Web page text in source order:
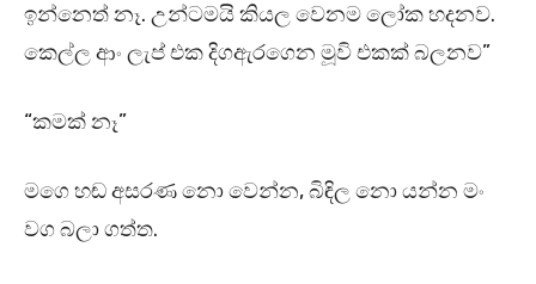
ඉන්නෙත් නෑ. උන්ටමයි කියල වෙනම ලෝක හදනව.
කෙල්ල ආං ලැප් එක දිගඇරගෙන මූවි එකක් බලනව”
“කමක් නෑ”
මගෙ හඬ අසරණ නො වෙන්න, බිඳිල නො යන්න මං
වග බලා ගත්ත.